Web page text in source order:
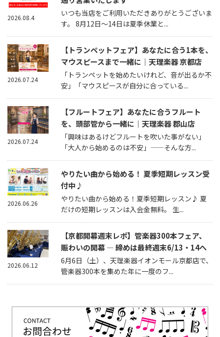
いつも当店をご利用いただきありがとうございま
す。 8月12日～14日は夏季休業と...
2026.08.4
【トランペットフェア】あなたに合う1本を、
マウスピースまで一緒に｜天理楽器 京都店
「トランペットを始めたいけれど、音が出るか不
安」「マウスピースが自分に合っている...
2026.07.24
【フルートフェア】あなたに合うフルート
を、頭部管から一緒に｜天理楽器 郡山店
「興味はあるけどフルートを吹いた事がない」
「大人から始めるのは不安」——そんな方...
2026.07.24
やりたい曲から始める！ 夏季短期レッスン受
付中♪
やりたい曲から始める！夏季短期レッスン♪ 夏
だけの短期レッスンは入会金無料。 生...
2026.06.26
【京都開幕週末レポ】管楽器300本フェア、
賑わいの開幕 — 締めは最終週末6/13・14へ
6月6日（土）、天理楽器イオンモール京都店で、
管楽器300本を集めた年に一度のフ...
2026.06.12